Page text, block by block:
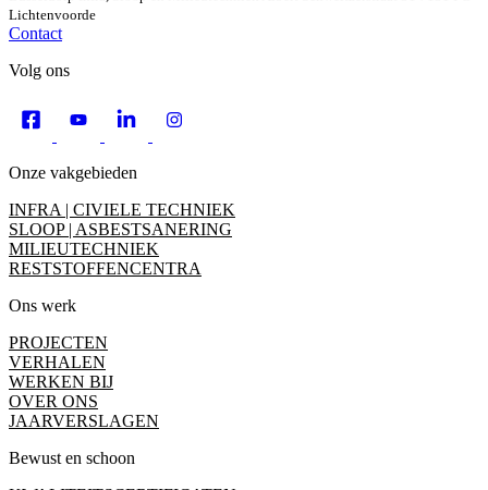
Lichtenvoorde
Contact
Volg ons
Onze vakgebieden
INFRA | CIVIELE TECHNIEK
SLOOP | ASBESTSANERING
MILIEUTECHNIEK
RESTSTOFFENCENTRA
Ons werk
PROJECTEN
VERHALEN
WERKEN BIJ
OVER ONS
JAARVERSLAGEN
Bewust en schoon